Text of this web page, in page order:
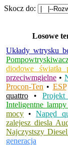
Skocz do:
Losowe
Układy wtrysku
diodowe
przeciwmgielne •
Procon-Ten • ESP
quattro •
Inteligentne
mocy •Napęd
zalejesz diesla
Najczystszy
generacja